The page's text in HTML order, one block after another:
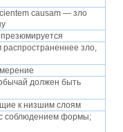
causam — зло
зло,
должен быть
к низшим слоям
соблюдением формы;